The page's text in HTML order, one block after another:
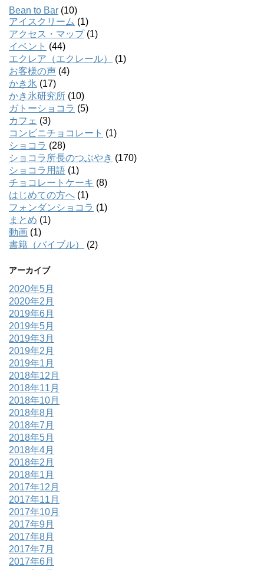
Bean to Bar (10)
アイスクリーム (1)
アクセス・マップ(1)
イベント (44)
エクレア（エクレール）
(1)
お客様の声 (4)
かき氷 (17)
かき氷研究所 (10)
ガトーショコラ (5)
カフェ (3)
コンビニチョコレート (1)
ショコラ (28)
ショコラ所長のつぶやき (170)
ショコラ用語 (1)
チョコレートケーキ (8)
はじめての方へ (1)
フォンダンショコラ (1)
まとめ (1)
動画 (1)
書籍（バイブル）
(2)
アーカイブ
2020年5月
2020年2月
2019年6月
2019年5月
2019年3月
2019年2月
2019年1月
2018年12月
2018年11月
2018年10月
2018年8月
2018年7月
2018年5月
2018年4月
2018年2月
2018年1月
2017年12月
2017年11月
2017年10月
2017年9月
2017年8月
2017年7月
2017年6月